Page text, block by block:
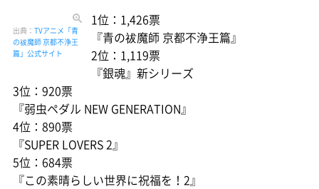
出典： TVアニメ「青
の祓魔師 京都不浄王
篇」公式サイト
1位：1,426票
『青の祓魔師 京都不浄王篇』
2位：1,119票
『銀魂』新シリーズ
3位：920票
『弱虫ペダル NEW GENERATION』
4位：890票
『SUPER LOVERS 2』
5位：684票
『この素晴らしい世界に祝福を！2』